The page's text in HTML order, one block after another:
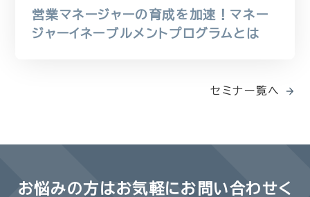
営業マネージャーの育成を加速！マネー
ジャーイネーブルメントプログラムとは
セミナー覧へ
お悩みの方はお気軽にお問い合わせく